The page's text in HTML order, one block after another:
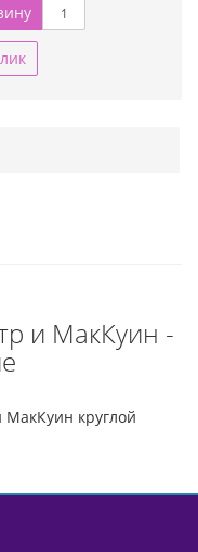
и МакКуин -
круглой